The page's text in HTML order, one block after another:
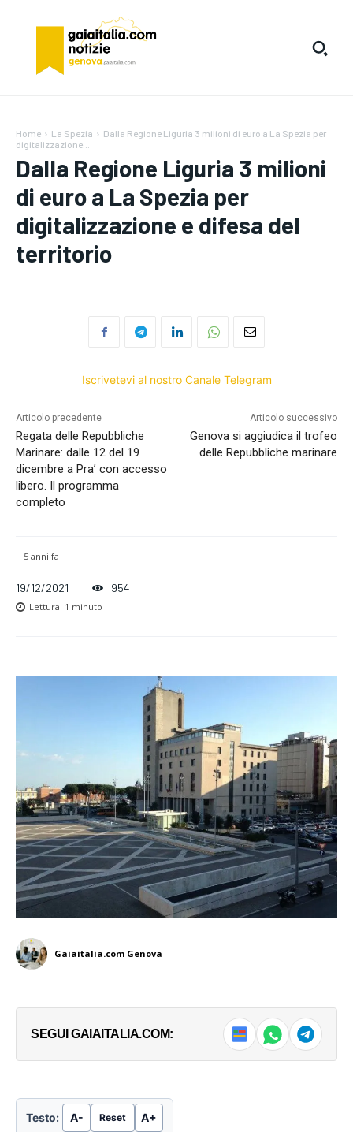
Home La Spezia
Dalla Regione Liguria 3 milioni di euro a La Spezia per
digitalizzazione...
Dalla Regione Liguria 3 milioni
di euro a La Spezia per
digitalizzazione e difesa del
territorio
Iscrivetevi al nostro Canale Telegram
Articolo precedente
Regata delle Repubbliche
Marinare: dalle 12 del 19
dicembre a Pra’ con accesso
libero. Il programma
completo
Articolo successivo
Genova si aggiudica il trofeo
delle Repubbliche marinare
5 anni fa
19/12/2021 954
Lettura: 1 minuto
Gaiaitalia.com Genova
SEGUI GAIAITALIA.COM:
Testo: A- Reset A+